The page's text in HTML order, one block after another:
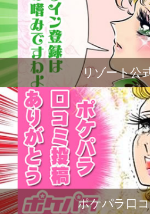
リゾート公
ポケパラ口